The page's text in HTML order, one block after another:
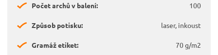
Počet archů v balení: 100
Způsob potisku: laser, inkoust
Gramáž etiket: 70 g/m2